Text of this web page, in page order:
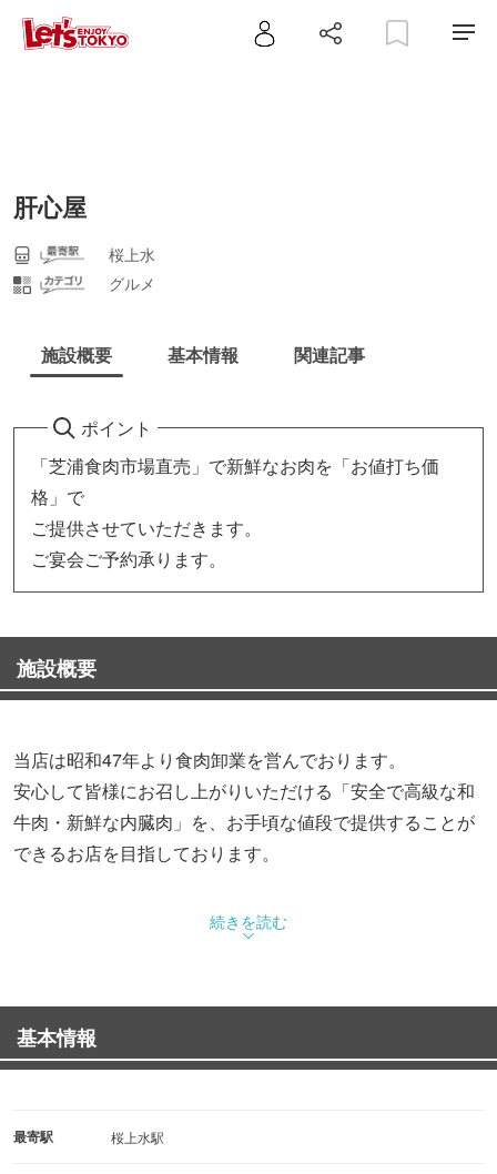
肝心屋
桜上水
グルメ
施設概要 基本情報 関連記事
ポイント
「芝浦食肉市場直売」で新鮮なお肉を「お値打ち価
格」で
ご提供させていただきます。
ご宴会ご予約承ります。
施設概要
当店は昭和47年より食肉卸業を営んでおります。
安心して皆様にお召し上がりいただける「安全で高級な和
牛肉・新鮮な内臓肉」を、お手頃な値段で提供することが
できるお店を目指しております。
≪忘新年会、歓送迎会、ご宴会ご予約承ります≫
続きを読む
基本情報
最寄駅 桜上水駅